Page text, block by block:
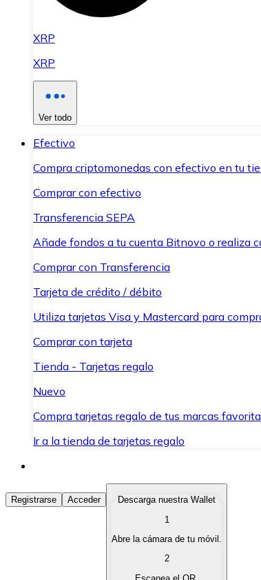
XRP
XRP
Ver todo
Efectivo
Compra criptomonedas con efectivo en tu
Comprar con efectivo
Transferencia SEPA
Añade fondos a tu cuenta Bitnovo o realiza
Comprar con Transferencia
Tarjeta de crédito / débito
Utiliza tarjetas Visa y Mastercard para
Comprar con tarjeta
Tienda - Tarjetas regalo
Nuevo
Compra tarjetas regalo de tus marcas
Ir a la tienda de tarjetas regalo
Comprar Criptomonedas
Compra criptomonedas con diferentes
Vende tus criptomonedas de forma rápida y
Registrarse Acceder
Descarga nuestra Wallet
1
Abre la cámara de tu móvil.
2